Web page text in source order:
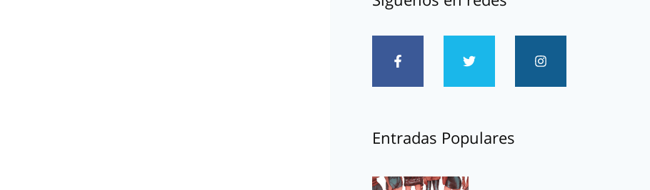
Entradas Populares